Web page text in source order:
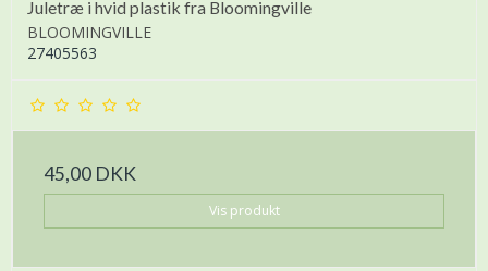
Juletræ i hvid plastik fra Bloomingville
BLOOMINGVILLE
27405563
45,00 DKK
Vis produkt